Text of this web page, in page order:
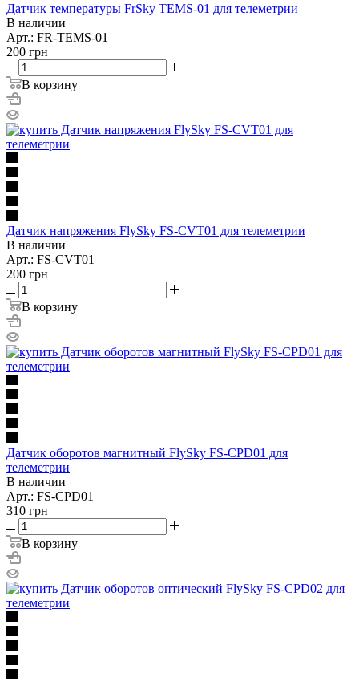
Датчик температуры FrSky TEMS-01 для телеметрии
В наличии
Арт.: FR-TEMS-01
200 грн
В корзину
Датчик напряжения FlySky FS-CVT01 для телеметрии
В наличии
Арт.: FS-CVT01
200 грн
В корзину
Датчик оборотов магнитный FlySky FS-CPD01 для
телеметрии
В наличии
Арт.: FS-CPD01
310 грн
В корзину